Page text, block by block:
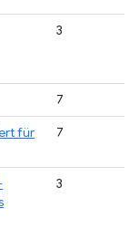
3
7
für
7
3